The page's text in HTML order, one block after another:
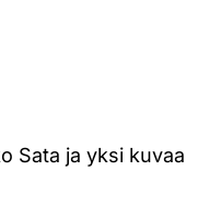
Sata ja yksi kuvaa